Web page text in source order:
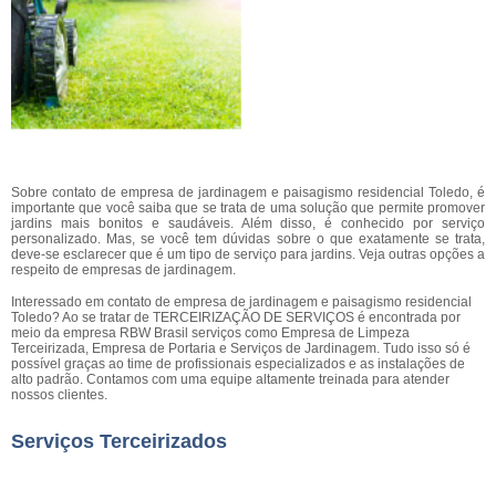
Sobre contato de empresa de jardinagem e paisagismo residencial Toledo, é
importante que você saiba que se trata de uma solução que permite promover
jardins mais bonitos e saudáveis. Além disso, é conhecido por serviço
personalizado. Mas, se você tem dúvidas sobre o que exatamente se trata,
deve-se esclarecer que é um tipo de serviço para jardins. Veja outras opções a
respeito de empresas de jardinagem.
Interessado em contato de empresa de jardinagem e paisagismo residencial
Toledo? Ao se tratar de TERCEIRIZAÇÃO DE SERVIÇOS é encontrada por
meio da empresa RBW Brasil serviços como Empresa de Limpeza
Terceirizada, Empresa de Portaria e Serviços de Jardinagem. Tudo isso só é
possível graças ao time de profissionais especializados e as instalações de
alto padrão. Contamos com uma equipe altamente treinada para atender
nossos clientes.
Serviços Terceirizados